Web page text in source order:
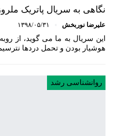
نگاهی به سریال پاتریک
علیرضا نوربخش ۱۳۹۸/۰۵/۳۱
این سریال به ما می گوید، از
هوشیار بودن و تحمل دردها
روانشناسی رشد